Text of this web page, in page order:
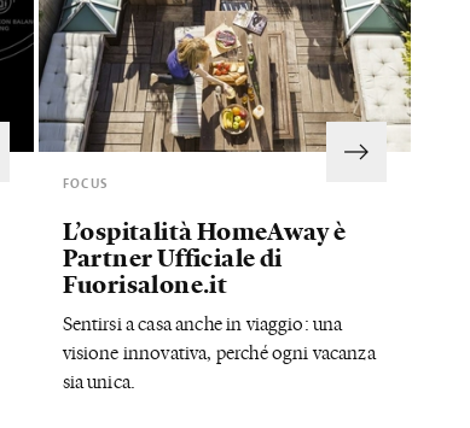
FOCUS
L’ospitalità HomeAway è
Partner Ufficiale di
Fuorisalone.it
Sentirsi a casa anche in viaggio: una
visione innovativa, perché ogni vacanza
sia unica.